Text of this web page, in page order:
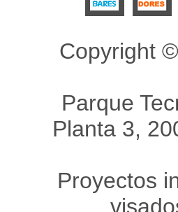
Copyright
Parque
Planta 3,
Proyectos